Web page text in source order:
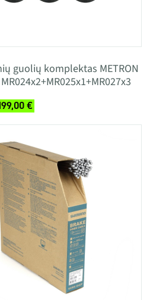
guolių komplektas METRON
€